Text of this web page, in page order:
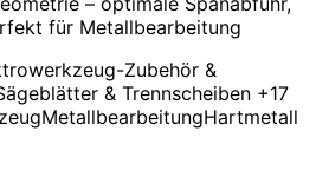
für Metallbearbeitung
Zubehör &
& Trennscheiben +17
MetallbearbeitungHartmetall